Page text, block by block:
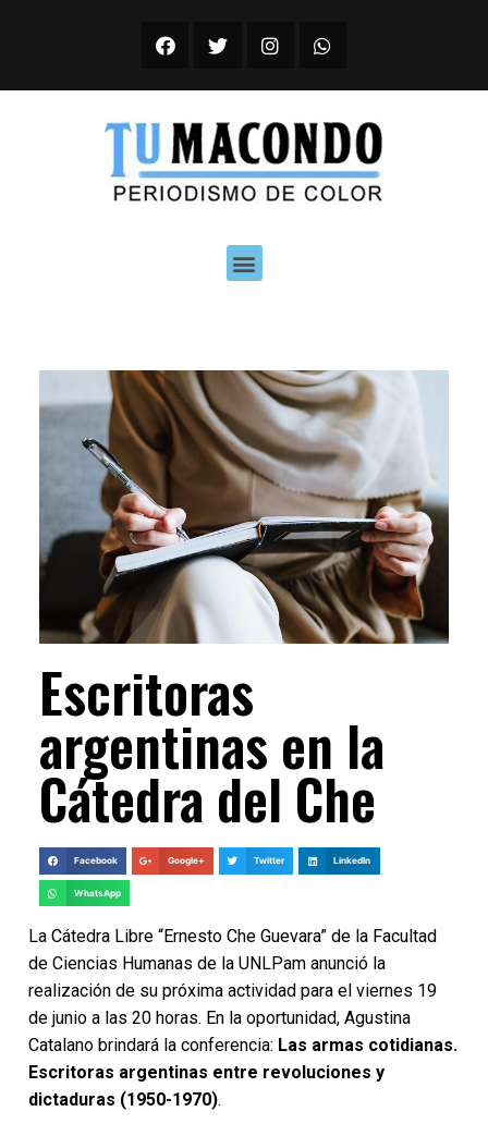
Escritoras
argentinas en la
Cátedra del Che
Facebook Google+ Twitter LinkedIn
WhatsApp
La Cátedra Libre “Ernesto Che Guevara” de la Facultad
de Ciencias Humanas de la UNLPam anunció la
realización de su próxima actividad para el viernes 19
de junio a las 20 horas. En la oportunidad, Agustina
Catalano brindará la conferencia: Las armas cotidianas.
Escritoras argentinas entre revoluciones y
dictaduras (1950-1970).